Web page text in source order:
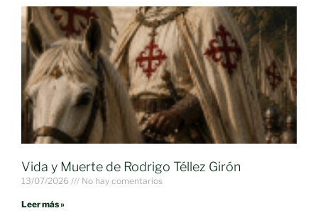
Vida y Muerte de Rodrigo Téllez Girón
13/07/2026 No hay comentarios
Leer más »